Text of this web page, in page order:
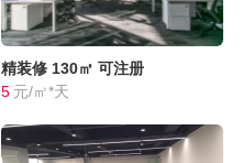
精装修 130㎡ 可注册
5 元/㎡*天